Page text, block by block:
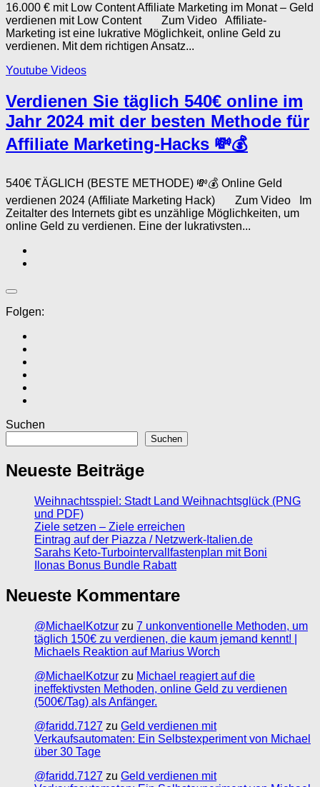
16.000 € mit Low Content Affiliate Marketing im Monat – Geld
verdienen mit Low Content Zum Video Affiliate-
Marketing ist eine lukrative Möglichkeit, online Geld zu
verdienen. Mit dem richtigen Ansatz...
Youtube Videos
Verdienen Sie täglich 540€ online im
Jahr 2024 mit der besten Methode für
Affiliate Marketing-Hacks 💸💰
540€ TÄGLICH (BESTE METHODE) 💸💰 Online Geld
verdienen 2024 (Affiliate Marketing Hack) Zum Video Im
Zeitalter des Internets gibt es unzählige Möglichkeiten, um
online Geld zu verdienen. Eine der lukrativsten...
Folgen:
Suchen
Suchen
Neueste Beiträge
Weihnachtsspiel: Stadt Land Weihnachtsglück (PNG
und PDF)
Ziele setzen – Ziele erreichen
Eintrag auf der Piazza / Netzwerk-Italien.de
Sarahs Keto-Turbointervallfastenplan mit Boni
Ilonas Bonus Bundle Rabatt
Neueste Kommentare
@MichaelKotzur zu 7 unkonventionelle Methoden, um
täglich 150€ zu verdienen, die kaum jemand kennt! |
Michaels Reaktion auf Marius Worch
@MichaelKotzur zu Michael reagiert auf die
ineffektivsten Methoden, online Geld zu verdienen
(500€/Tag) als Anfänger.
@faridd.7127 zu Geld verdienen mit
Verkaufsautomaten: Ein Selbstexperiment von Michael
über 30 Tage
@faridd.7127 zu Geld verdienen mit